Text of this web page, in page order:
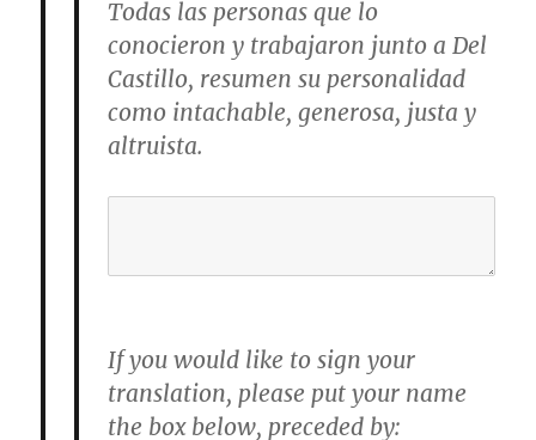
Todas las personas que lo
conocieron y trabajaron junto a Del
Castillo, resumen su personalidad
como intachable, generosa, justa y
altruista.
If you would like to sign your
translation, please put your name
the box below, preceded by: